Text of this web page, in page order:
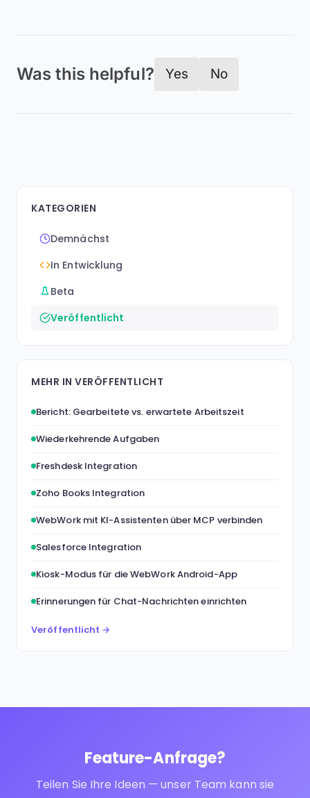
Was this helpful? Yes No
KATEGORIEN
Demnächst
In Entwicklung
Beta
Veröffentlicht
MEHR IN VERÖFFENTLICHT
Bericht: Gearbeitete vs. erwartete Arbeitszeit
Wiederkehrende Aufgaben
Freshdesk Integration
Zoho Books Integration
WebWork mit KI-Assistenten über MCP verbinden
Salesforce Integration
Kiosk-Modus für die WebWork Android-App
Erinnerungen für Chat-Nachrichten einrichten
Veröffentlicht →
Feature-Anfrage?
Teilen Sie Ihre Ideen — unser Team kann sie